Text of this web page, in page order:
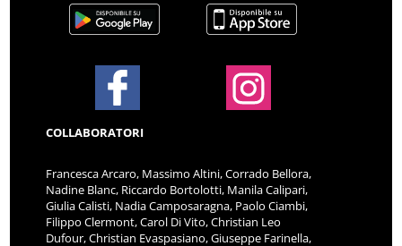
COLLABORATORI
Francesca Arcaro, Massimo Altini, Corrado Bellora,
Nadine Blanc, Riccardo Bortolotti, Manila Calipari,
Giulia Calisti, Nadia Camposaragna, Paolo Ciambi,
Filippo Clermont, Carol Di Vito, Christian Leo
Dufour, Christian Evaspasiano, Giuseppe Farinella,